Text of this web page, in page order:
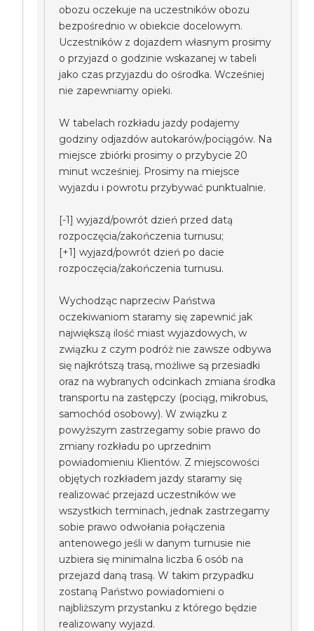
obozu oczekuje na uczestników obozu
bezpośrednio w obiekcie docelowym.
Uczestników z dojazdem własnym prosimy
o przyjazd o godzinie wskazanej w tabeli
jako czas przyjazdu do ośrodka. Wcześniej
nie zapewniamy opieki.
W tabelach rozkładu jazdy podajemy
godziny odjazdów autokarów/pociągów. Na
miejsce zbiórki prosimy o przybycie 20
minut wcześniej. Prosimy na miejsce
wyjazdu i powrotu przybywać punktualnie.
[-1] wyjazd/powrót dzień przed datą
rozpoczęcia/zakończenia turnusu;
[+1] wyjazd/powrót dzień po dacie
rozpoczęcia/zakończenia turnusu.
Wychodząc naprzeciw Państwa
oczekiwaniom staramy się zapewnić jak
największą ilość miast wyjazdowych, w
związku z czym podróż nie zawsze odbywa
się najkrótszą trasą, możliwe są przesiadki
oraz na wybranych odcinkach zmiana środka
transportu na zastępczy (pociąg, mikrobus,
samochód osobowy). W związku z
powyższym zastrzegamy sobie prawo do
zmiany rozkładu po uprzednim
powiadomieniu Klientów. Z miejscowości
objętych rozkładem jazdy staramy się
realizować przejazd uczestników we
wszystkich terminach, jednak zastrzegamy
sobie prawo odwołania połączenia
antenowego jeśli w danym turnusie nie
uzbiera się minimalna liczba 6 osób na
przejazd daną trasą. W takim przypadku
zostaną Państwo powiadomieni o
najbliższym przystanku z którego będzie
realizowany wyjazd.